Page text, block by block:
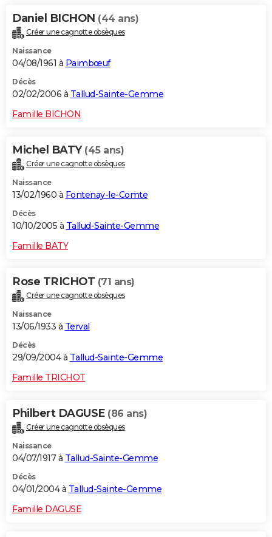
Daniel BICHON (44 ans)
Créer une cagnotte obsèques
Naissance
04/08/1961 à Paimbœuf
Décès
02/02/2006 à Tallud-Sainte-Gemme
Famille BICHON
Michel BATY (45 ans)
Créer une cagnotte obsèques
Naissance
13/02/1960 à Fontenay-le-Comte
Décès
10/10/2005 à Tallud-Sainte-Gemme
Famille BATY
Rose TRICHOT (71 ans)
Créer une cagnotte obsèques
Naissance
13/06/1933 à Terval
Décès
29/09/2004 à Tallud-Sainte-Gemme
Famille TRICHOT
Philbert DAGUSE (86 ans)
Créer une cagnotte obsèques
Naissance
04/07/1917 à Tallud-Sainte-Gemme
Décès
04/01/2004 à Tallud-Sainte-Gemme
Famille DAGUSE